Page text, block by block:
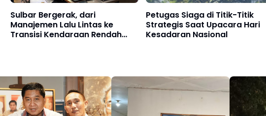
Sulbar Bergerak, dari
Manajemen Lalu Lintas ke
Transisi Kendaraan Rendah
Petugas Siaga di Titik-Titik
Strategis Saat Upacara Hari
Kesadaran Nasional